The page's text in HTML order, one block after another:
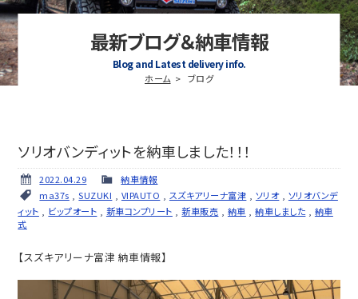
最新ブログ＆納車情報
Blog and Latest delivery info.
ホーム ブログ
ソリオバンディットを納車しました！！！
2022.04.29
納車情報
ma37s ,SUZUKI VIPAUTO スズキアリーナ富津 ソリオ, ソリオバンデ
ィット
ビップオート 新車コンプリート ,新車販売 納車 ,納車しました
納車
式
【スズキアリーナ富津 納車情報】